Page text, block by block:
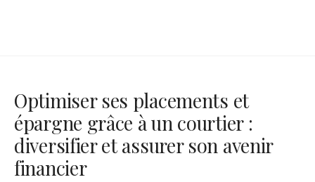
Optimiser ses placements et
épargne grâce à un courtier :
diversifier et assurer son avenir
financier